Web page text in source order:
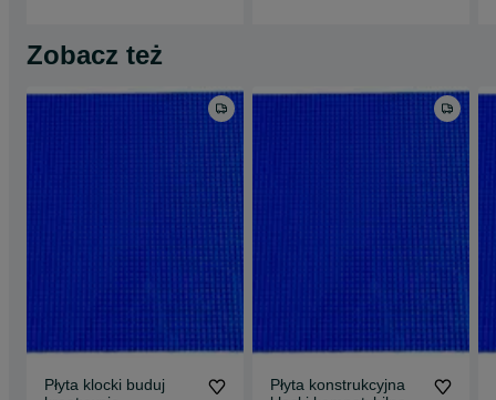
Zobacz też
Płyta klocki buduj
Płyta konstrukcyjna